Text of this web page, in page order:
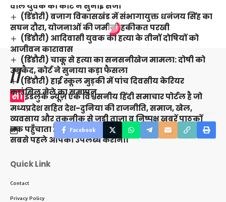
वाले युवक को कोर्ट ने सुनाई सजा
(डिंडोरी) बजाग विकासखंड में संभागायुक्त धनंजय सिंह का
सघन दौरा, योजनाओं की जमीनी हकीकत परखी
(डिंडौरी) आदिवासी युवक की हत्या के तीनों दोषियों को
आजीवन कारावास
(डिंडौरी) चाकू से हत्या का सनसनीखेज मामला: दोषी को
उम्रकैद, कोर्ट ने सुनाया कड़ा फैसला
(डिंडौरी) हाई स्कूल मुड़की में पांच दिवसीय केरियर
काउंसिल मेले का समापन…..
Facebook
//
साइडलुक न्यूज़ एक विश्वसनीय हिंदी समाचार पोर्टल है जो
मध्यप्रदेश सहित देश-दुनिया की राजनीति, समाज, खेल,
व्यवसाय और तकनीक से जुड़ी ताज़ा व निष्पक्ष ख़बरें पाठकों
तक पहुँचाता है। हमारा उद्देश्य है सटीक और भरोसेमंद जानकारी
सबसे पहले आपको उपलब्ध कराना।
Quick Link
Contact
Privacy Policy